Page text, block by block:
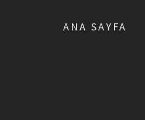
ANA SAYFA